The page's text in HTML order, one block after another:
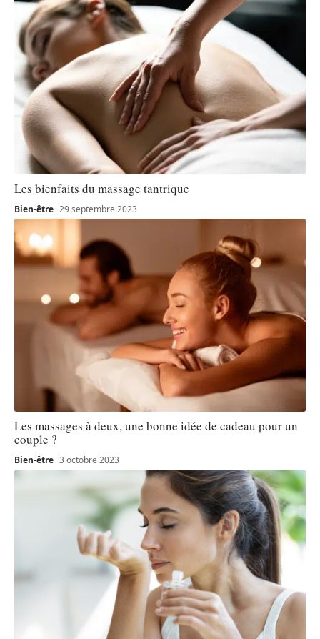
Les bienfaits du massage tantrique
Bien-être 29 septembre 2023
Les massages à deux, une bonne idée de cadeau pour un
couple ?
Bien-être 3 octobre 2023